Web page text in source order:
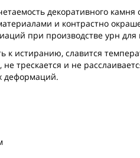
декоративного камня
и контрастно
при производстве урн для
к истиранию, славится
трескается и не
деформаций.